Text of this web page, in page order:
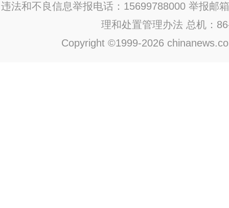
违法和不良信息举报电话：15699788000 举报邮
理和处置管理办法 总机：
Copyright ©1999-2026